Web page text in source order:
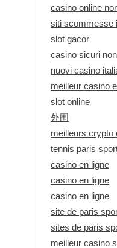
casino online
siti scommesse
slot gacor
casino sicuri
nuovi casino
meilleur casino
slot online
外围
meilleurs crypto
tennis paris
casino en ligne
casino en ligne
casino en ligne
site de paris
sites de paris
meilleur casino